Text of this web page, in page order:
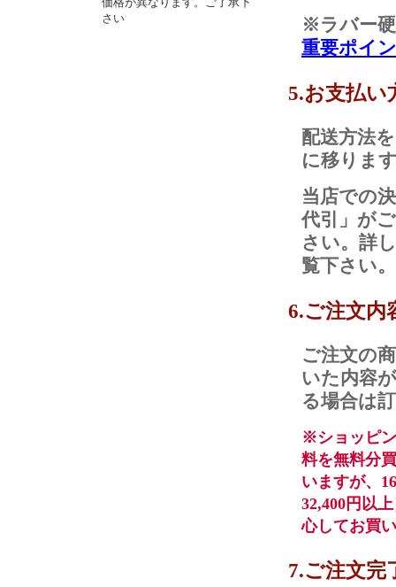
さい
※ラバー
重要ポイ
5.お支払い
配送方法
に移りま
当店での
代引」が
さい。詳
覧下さい。
6.ご注文内
ご注文の
いた内容
る場合は
※ショッピ
料を無料分
いますが、
32,400円以
心してお買
7.ご注文完